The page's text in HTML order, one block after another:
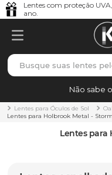
Lentes com proteção
ano.
Busque suas lentes
Não sabe
Lentes para Óculos de Sol
Lentes para Holbrook Metal - Storm
Lentes para
TERMOS MAIS
1º borrachas
holbrook